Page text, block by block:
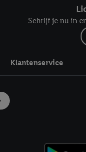
Schrijf je nu in
Klantenservice